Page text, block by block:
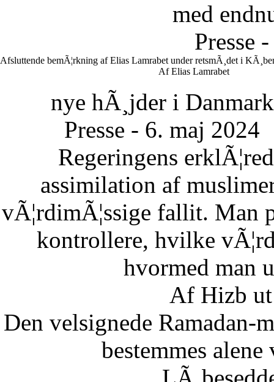
med
Presse
Afsluttende bemÃ¦rkning af Elias Lamrabet under retsmÃ¸det i
Af Elias Lamrabet
nye hÃ¸jder i Danmark
Presse - 6. maj 2024
Regeringens
assimilation af
vÃ¦rdimÃ¦ssige fallit. Man
kontrollere, hvilke
hvormed man
Af Hizb
Den velsignede Ramadan-
bestemmes